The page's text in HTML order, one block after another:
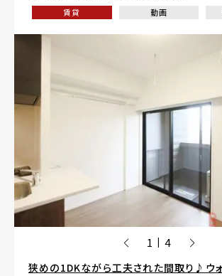
賃貸 動画
1 | 4
狭めの1DKながら工夫された間取り♪ウ